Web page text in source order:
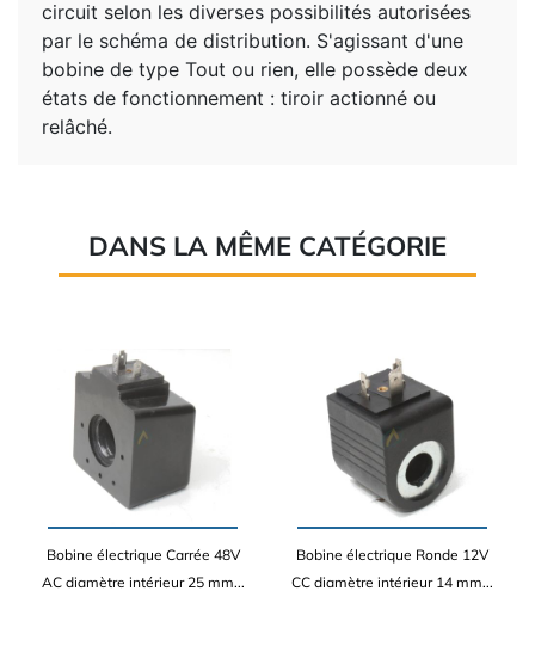
circuit selon les diverses possibilités autorisées
par le schéma de distribution. S'agissant d'une
bobine de type Tout ou rien, elle possède deux
états de fonctionnement : tiroir actionné ou
relâché.
DANS LA MÊME CATÉGORIE
Bobine électrique Carrée 48V
AC diamètre intérieur 25 mm...
Bobine électrique Ronde 12V
CC diamètre intérieur 14 mm...